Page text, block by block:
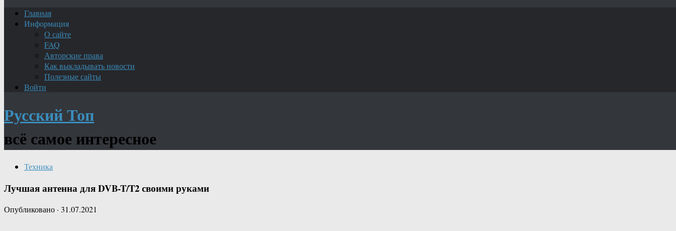
Главная
Информация
О сайте
FAQ
Авторские права
Как выкладывать новости
Полезные сайты
Войти
Русский Топ
всё самое интересное
Техника
Лучшая антенна для DVB-T/T2 своими руками
Опубликовано · 31.07.2021